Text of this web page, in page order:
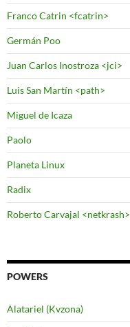
Franco Catrin <fcatrin>
Germán Poo
Juan Carlos Inostroza <jci>
Luis San Martín <path>
Miguel de Icaza
Paolo
Planeta Linux
Radix
Roberto Carvajal <netkrash>
POWERS
Alatariel (Kvzona)